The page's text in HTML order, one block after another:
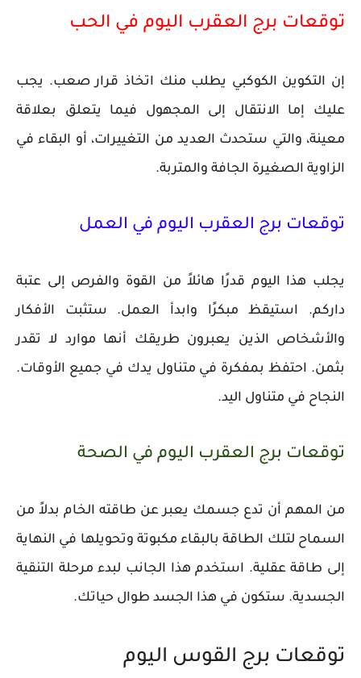
توقعات برج العقرب اليوم في الحب
إن التكوين الكوكبي يطلب منك اتخاذ قرار صعب. يجب
عليك إما الانتقال إلى المجهول فيما يتعلق بعلاقة
معينة، والتي ستحدث العديد من التغييرات، أو البقاء في
الزاوية الصغيرة الجافة والمتربة.
توقعات برج العقرب اليوم في العمل
يجلب هذا اليوم قدرًا هائلاً من القوة والفرص إلى عتبة
داركم. استيقظ مبكرًا وابدأ العمل. ستثبت الأفكار
والأشخاص الذين يعبرون طريقك أنها موارد لا تقدر
بثمن. احتفظ بمفكرة في متناول يدك في جميع الأوقات.
النجاح في متناول اليد.
توقعات برج العقرب اليوم في الصحة
من المهم أن تدع جسمك يعبر عن طاقته الخام بدلاً من
السماح لتلك الطاقة بالبقاء مكبوتة وتحويلها في النهاية
إلى طاقة عقلية. استخدم هذا الجانب لبدء مرحلة التنقية
الجسدية. ستكون في هذا الجسد طوال حياتك.
توقعات برج القوس اليوم